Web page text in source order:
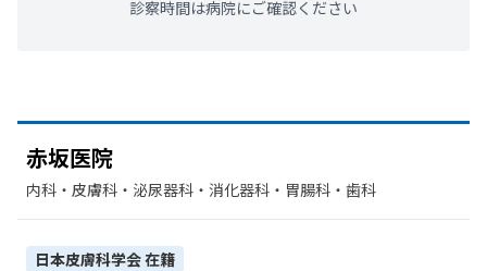
診察時間は病院にご確認ください
赤坂医院
内科・​皮膚科・​泌尿器科・​消化器科・​胃腸科・​歯科
日本皮膚科学会在籍